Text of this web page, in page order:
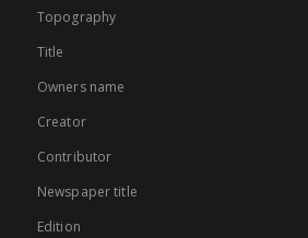
Topography
Title
Owners name
Creator
Contributor
Newspaper title
Edition